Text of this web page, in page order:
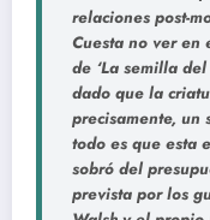
relaciones post-
Cuesta no ver en
de ‘La semilla
dado que la
precisamente, un
todo es que esta
sobró del
prevista por los